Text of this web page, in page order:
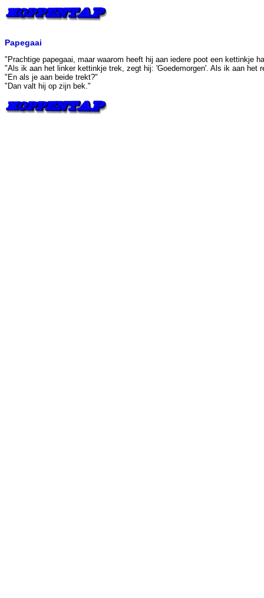
Papegaai
"Prachtige papegaai, maar waarom heeft hij aan iedere poot een kettinkje
"Als ik aan het linker kettinkje trek, zegt hij: 'Goedemorgen'. Als ik aan het
"En als je aan beide trekt?"
"Dan valt hij op zijn bek."